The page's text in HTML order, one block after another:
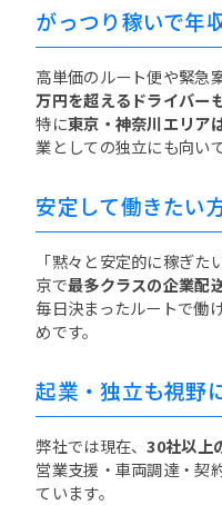
がっつり稼いで年
高単価のルート便や緊急
万円を超えるドライバー
特に東京・神奈川エリア
業としての独立にも向い
安定して働きたい
「黙々と安定的に稼ぎ
京で最多クラスの企業配
毎日決まったルートで働
めです。
起業・独立も視野
弊社では現在、30社以上
営業支援・車両調達・契
ています。